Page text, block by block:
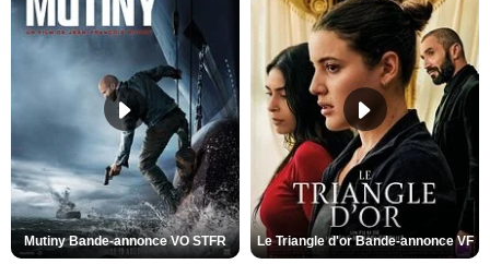
Mutiny Bande-annonce VO STFR Le Triangle d'or Bande-annonce VF